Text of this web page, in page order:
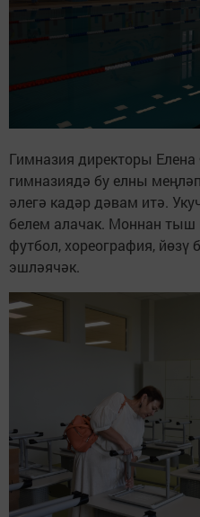
Гимназия директоры
гимназиядә бу елны
әлегә кадәр дәвам итә.
белем алачак. Моннан тыш
футбол, хореография, йөзү
эшләячәк.